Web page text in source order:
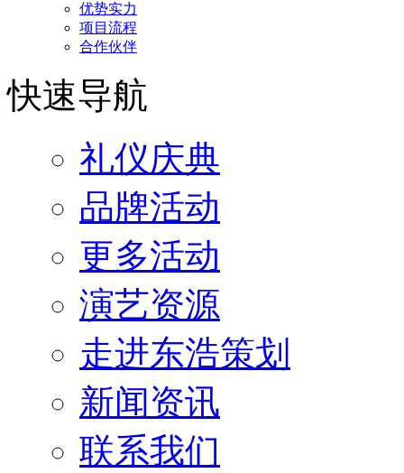
优势实力
项目流程
合作伙伴
快速导航
礼仪庆典
品牌活动
更多活动
演艺资源
走进东浩策划
新闻资讯
联系我们